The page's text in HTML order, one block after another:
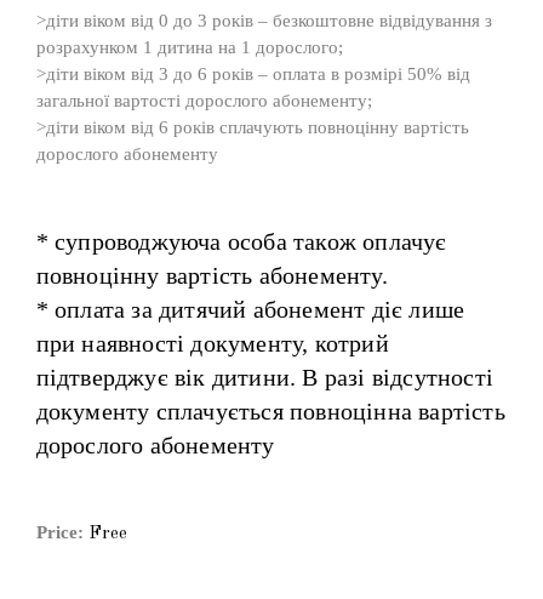
>діти віком від 0 до 3 років – безкоштовне відвідування з
розрахунком 1 дитина на 1 дорослого;
>діти віком від 3 до 6 років – оплата в розмірі 50% від
загальної вартості дорослого абонементу;
>діти віком від 6 років сплачують повноцінну вартість
дорослого абонементу
* супроводжуюча особа також оплачує
повноцінну вартість абонементу.
* оплата за дитячий абонемент діє лише
при наявності документу, котрий
підтверджує вік дитини. В разі відсутності
документу сплачується повноцінна вартість
дорослого абонементу
Price: Free